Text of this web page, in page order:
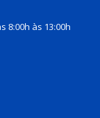
8:00h às 13:00h